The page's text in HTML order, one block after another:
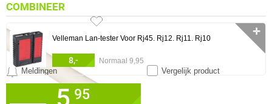
95
Vergelijk product
Meldingen
COMBINEER
Velleman Lan-tester Voor Rj45. Rj12. Rj11. Rj10
8,- Normaal 9,95
✛
0 artikelen geselecteerd